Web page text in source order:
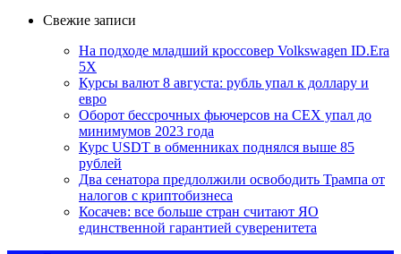
Свежие записи
На подходе младший кроссовер Volkswagen ID.Era
5X
Курсы валют 8 августа: рубль упал к доллару и
евро
Оборот бессрочных фьючерсов на CEX упал до
минимумов 2023 года
Курс USDT в обменниках поднялся выше 85
рублей
Два сенатора предлолжили освободить Трампа от
налогов с криптобизнеса
Косачев: все больше стран считают ЯО
единственной гарантией суверенитета